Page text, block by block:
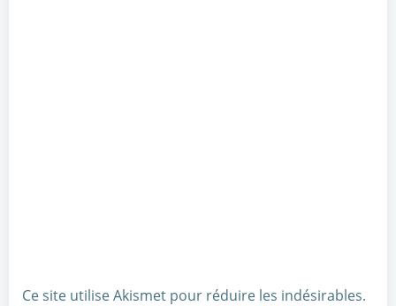
Ce site utilise Akismet pour réduire les indésirables.